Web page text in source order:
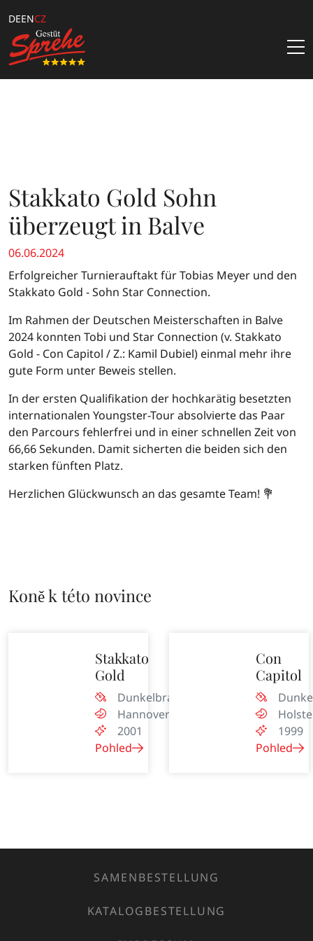
DEENCZ
Katalogbestellung
Über Uns
Team
Kontakt
Kataloge & Angebote
Züchterangebote
Downloads
Sprehe Online Fohlen Auktion
Stakkato Gold Sohn
überzeugt in Balve
06.06.2024
Erfolgreicher Turnierauftakt für Tobias Meyer und den
Stakkato Gold - Sohn Star Connection.
Im Rahmen der Deutschen Meisterschaften in Balve
2024 konnten Tobi und Star Connection (v. Stakkato
Gold - Con Capitol / Z.: Kamil Dubiel) einmal mehr ihre
gute Form unter Beweis stellen.
In der ersten Qualifikation der hochkarätig besetzten
internationalen Youngster-Tour absolvierte das Paar
den Parcours fehlerfrei und in einer schnellen Zeit von
66,66 Sekunden. Damit sicherten die beiden sich den
starken fünften Platz.
Herzlichen Glückwunsch an das gesamte Team! 💐
Koně k této novince
Stakkato
Gold
Dunkelbraun
Hannover
2001
Pohled
Con
Capitol
1999
Pohled
SAMENBESTELLUNG
KATALOGBESTELLUNG